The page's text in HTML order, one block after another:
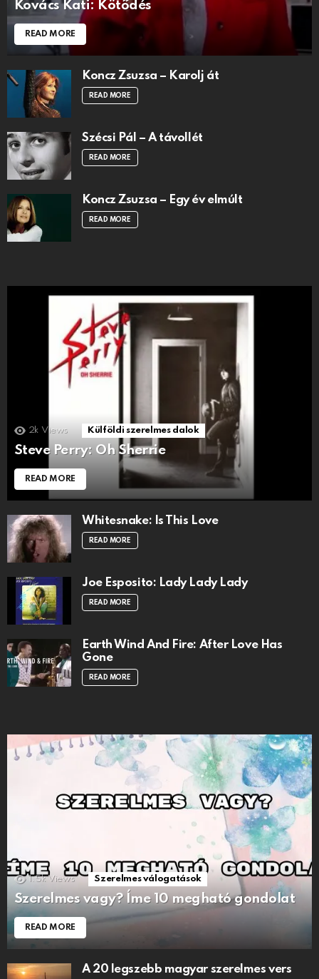
Kovács Kati: Kötődés
READ MORE
Koncz Zsuzsa – Karolj át
READ MORE
Szécsi Pál – A távollét
READ MORE
Koncz Zsuzsa – Egy év elmúlt
READ MORE
2k Views Külföldi szerelmes dalok
Steve Perry: Oh Sherrie
READ MORE
Whitesnake: Is This Love
READ MORE
Joe Esposito: Lady Lady Lady
READ MORE
Earth Wind And Fire: After Love Has
Gone
READ MORE
1.5k Views Szerelmes válogatások
Szerelmes vagy? Íme 10 megható gondolat
READ MORE
A 20 legszebb magyar szerelmes vers